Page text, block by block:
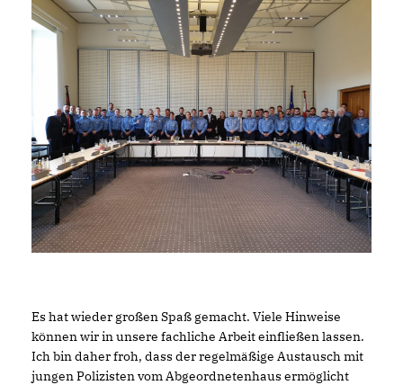
Es hat wieder großen Spaß gemacht. Viele Hinweise
können wir in unsere fachliche Arbeit einfließen lassen.
Ich bin daher froh, dass der regelmäßige Austausch mit
jungen Polizisten vom Abgeordnetenhaus ermöglicht